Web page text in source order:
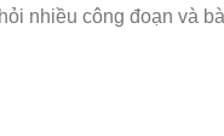
nhiều công đoạn và